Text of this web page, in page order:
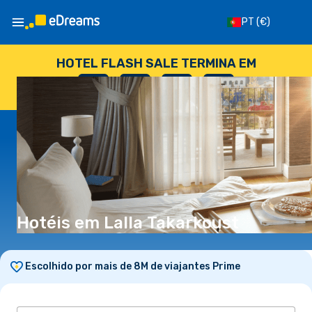
PT (€)
HOTEL FLASH SALE TERMINA EM
--
DIAS
: --
HORAS
: --
SEGUNDOS
Hotéis em Lalla Takarkoust
Escolhido por mais de 8M de viajantes Prime